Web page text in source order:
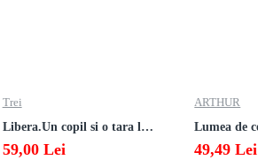
Trei
Libera.Un copil si o tara la sfarsitul istoriei.Lea Ypi
59,00 Lei
ARTHUR
49,49 Lei